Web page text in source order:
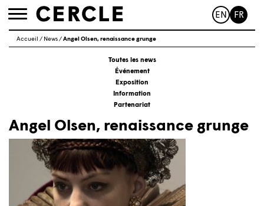
Toggle
EN FR
Accueil / News/Angel Olsen, renaissance grunge
Toutes les news
Événement
Exposition
Information
Partenariat
Angel Olsen, renaissance grunge